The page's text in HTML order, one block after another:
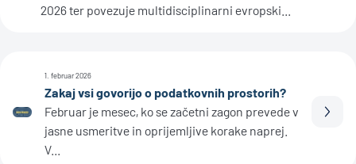
2026 ter povezuje multidisciplinarni evropski...
1. februar 2026
Zakaj vsi govorijo o podatkovnih prostorih?
Februar je mesec, ko se začetni zagon prevede v
jasne usmeritve in oprijemljive korake naprej.
V...